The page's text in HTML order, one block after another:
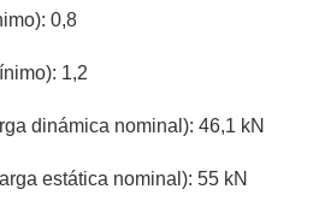
0,8
1,2
dinámica nominal): 46,1 kN
estática nominal): 55 kN